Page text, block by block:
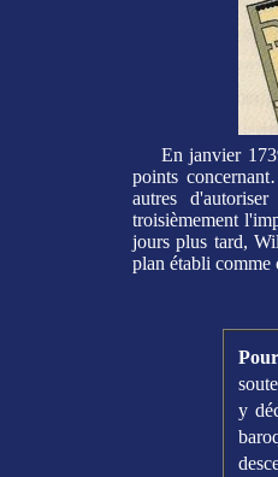
En janvier
points
autres
troisièmement
jours plus tard,
plan établi comme
y